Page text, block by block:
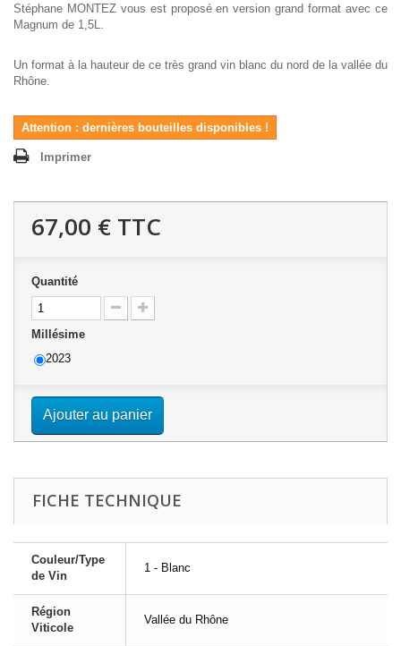
Stéphane MONTEZ vous est proposé en version grand format avec ce
Magnum de 1,5L.
Un format à la hauteur de ce très grand vin blanc du nord de la vallée du
Rhône.
Attention : dernières bouteilles disponibles !
Imprimer
67,00 € TTC
Quantité
Millésime
2023
Ajouter au panier
FICHE TECHNIQUE
Couleur/Type
de Vin
1 - Blanc
Région
Viticole
Vallée du Rhône